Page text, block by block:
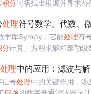
积分时需找出根源并寻求替
处理符号数学、代数、
学库Sympy，它能处理符
分计算、方程求解和泰勒级
处理中的应用：滤波与
信号处理中的关键作用，